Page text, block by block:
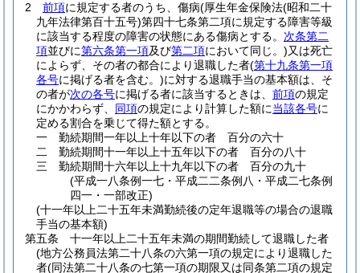
2
前項に規定する者のうち、傷病(厚生年金保険法(昭和二十
九年法律第百十五号)第四十七条第二項に規定する障害等級
に該当する程度の障害の状態にある傷病とする。 次条第二
項並びに第六条第一項及び第二項において同じ。)又は死亡
によらず、その者の都合により退職した者(第十九条第一項
各号に掲げる者を含む。)に対する退職手当の基本額は、そ
の者が次の各号に掲げる者に該当するときは、 前項の規定
にかかわらず、 同項の規定により計算した額に当該各号に
定める割合を乗じて得た額とする。
一
勤続期間一年以上十年以下の者 百分の六十
二
勤続期間十一年以上十五年以下の者 百分の八十
三
勤続期間十六年以上十九年以下の者 百分の九十
(平成一八条例一七・平成二二条例八・平成二七条例
四一・一部改正)
(十一年以上二十五年未満勤続後の定年退職等の場合の退職
手当の基本額)
第五条
十一年以上二十五年未満の期間勤続して退職した者
(地方公務員法第二十八条の六第一項の規定により退職した
者(同法第二十八条の七第一項の期限又は同条第二項の規定